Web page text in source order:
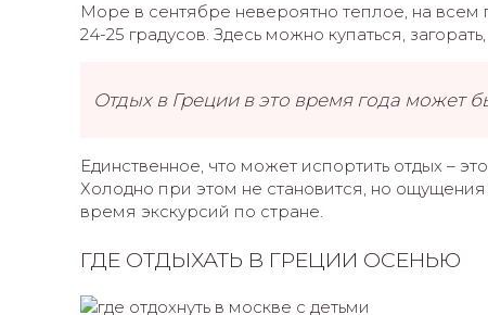
Море в сентябре невероятно теплое, на
24-25 градусов. Здесь можно купаться,
Отдых в Греции в это время года может
Единственное, что может испортить отдых –
Холодно при этом не становится, но
время экскурсий по стране.
ГДЕ ОТДЫХАТЬ В ГРЕЦИИ ОСЕНЬЮ